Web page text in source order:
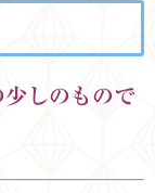
しのもので